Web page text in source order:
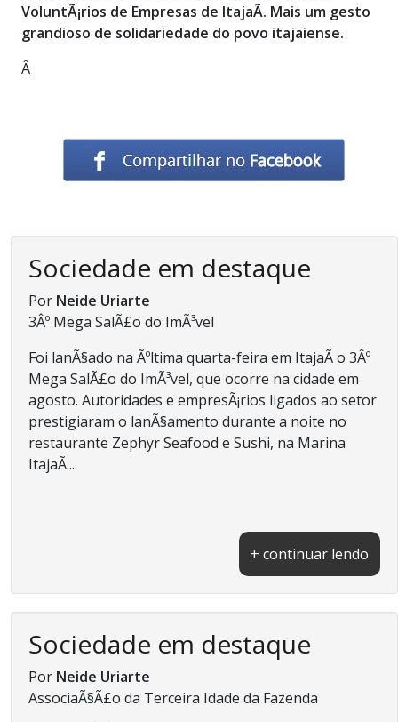
VoluntÃ¡rios de Empresas de ItajaÃ­. Mais um gesto
grandioso de solidariedade do povo itajaiense.
Â
Sociedade em destaque
Por Neide Uriarte
3Âº Mega SalÃ£o do ImÃ³vel
Foi lanÃ§ado na Ãºltima quarta-feira em ItajaÃ­ o 3Âº
Mega SalÃ£o do ImÃ³vel, que ocorre na cidade em
agosto. Autoridades e empresÃ¡rios ligados ao setor
prestigiaram o lanÃ§amento durante a noite no
restaurante Zephyr Seafood e Sushi, na Marina
ItajaÃ­...
+ continuar lendo
Sociedade em destaque
Por Neide Uriarte
AssociaÃ§Ã£o da Terceira Idade da Fazenda